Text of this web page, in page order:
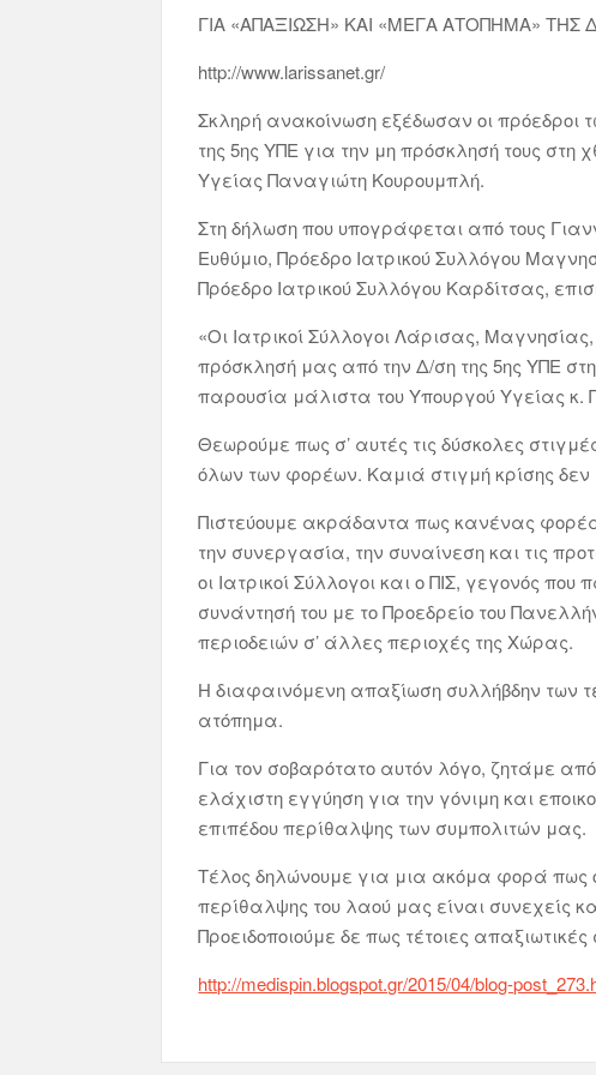
ΓΙΑ «ΑΠΑΞΙΩΣΗ» ΚΑΙ «ΜΕΓΑ ΑΤΟΠΗΜΑ»
http://www.larissanet.gr/
Σκληρή ανακοίνωση εξέδωσαν οι πρόεδροι
της 5ης ΥΠΕ για την μη πρόσκλησή τους
Υγείας Παναγιώτη Κουρουμπλή.
Στη δήλωση που υπογράφεται από τους
Ευθύμιο, Πρόεδρο Ιατρικού Συλλόγου
Πρόεδρο Ιατρικού Συλλόγου Καρδίτσας,
«Οι Ιατρικοί Σύλλογοι Λάρισας,
πρόσκλησή μας από την Δ/ση της 5ης ΥΠΕ
παρουσία μάλιστα του Υπουργού Υγείας κ.
Θεωρούμε πως σ’ αυτές τις δύσκολες
όλων των φορέων. Καμιά στιγμή κρίσης
Πιστεύουμε ακράδαντα πως κανένας
την συνεργασία, την συναίνεση και τις
οι Ιατρικοί Σύλλογοι και ο ΠΙΣ, γεγονός
συνάντησή του με το Προεδρείο του
περιοδειών σ’ άλλες περιοχές της Χώρας.
Η διαφαινόμενη απαξίωση συλλήβδην των
ατόπημα.
Για τον σοβαρότατο αυτόν λόγο, ζητάμε από
ελάχιστη εγγύηση για την γόνιμη και
επιπέδου περίθαλψης των συμπολιτών μας.
Τέλος δηλώνουμε για μια ακόμα φορά πως
περίθαλψης του λαού μας είναι συνεχείς
Προειδοποιούμε δε πως τέτοιες
http://medispin.blogspot.gr/2015/04/blog-